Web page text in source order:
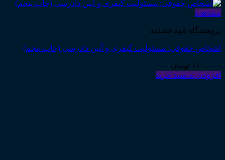
مشاهده
پژوهشگاه قوه قضاییه
اشخاص حقوقی: مسئولیت کیفری و آیین دادرسی (چاپ پنجم)
۱۱۰,۰۰۰ تومان
افزودن به سبد خرید